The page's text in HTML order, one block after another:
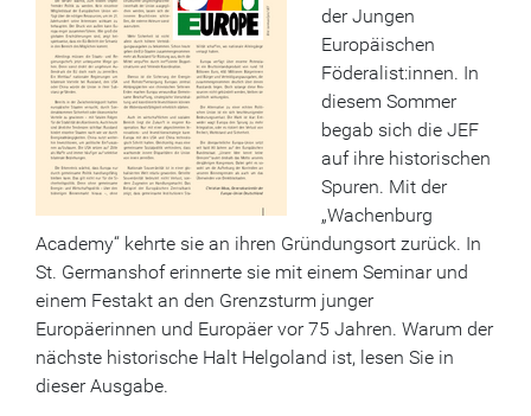
der Jungen
Europäischen
Föderalist:innen. In
diesem Sommer
begab sich die JEF
auf ihre historischen
Spuren. Mit der
„Wachenburg
Academy“ kehrte sie an ihren Gründungsort zurück. In
St. Germanshof erinnerte sie mit einem Seminar und
einem Festakt an den Grenzsturm junger
Europäerinnen und Europäer vor 75 Jahren. Warum der
nächste historische Halt Helgoland ist, lesen Sie in
dieser Ausgabe.